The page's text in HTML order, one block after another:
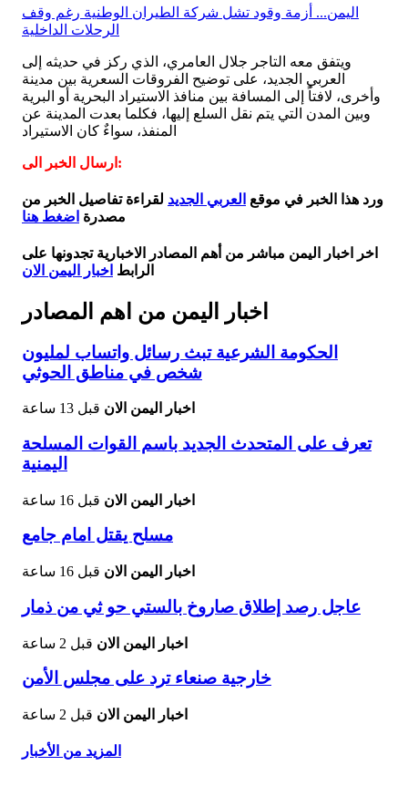
اليمن... أزمة وقود تشل شركة الطيران الوطنية رغم وقف
الرحلات الداخلية
ويتفق معه التاجر جلال العامري، الذي ركز في حديثه إلى
العربي الجديد، على توضيح الفروقات السعرية بين مدينة
وأخرى، لافتاً إلى المسافة بين منافذ الاستيراد البحرية أو البرية
وبين المدن التي يتم نقل السلع إليها، فكلما بعدت المدينة عن
المنفذ، سواءٌ كان الاستيراد
ارسال الخبر الى:
ورد هذا الخبر في موقع العربي الجديد لقراءة تفاصيل الخبر من
مصدرة اضغط هنا
اخر اخبار اليمن مباشر من أهم المصادر الاخبارية تجدونها على
الرابط اخبار اليمن الان
اخبار اليمن من اهم المصادر
الحكومة الشرعية تبث رسائل واتساب لمليون
شخص في مناطق الحوثي
اخبار اليمن الان قبل 13 ساعة
تعرف على المتحدث الجديد باسم القوات المسلحة
اليمنية
اخبار اليمن الان قبل 16 ساعة
مسلح يقتل امام جامع
اخبار اليمن الان قبل 16 ساعة
عاجل رصد إطلاق صاروخ بالستي حو ثي من ذمار
اخبار اليمن الان قبل 2 ساعة
خارجية صنعاء ترد على مجلس الأمن
اخبار اليمن الان قبل 2 ساعة
المزيد من الأخبار